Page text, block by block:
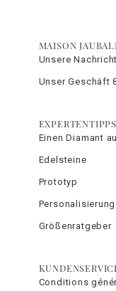
MAISON
Unsere
Unser Geschäft
EXPERTENTIPPS
Einen Diamant
Edelsteine
Prototyp
Personalisierung
Größenratgeber
Conditions